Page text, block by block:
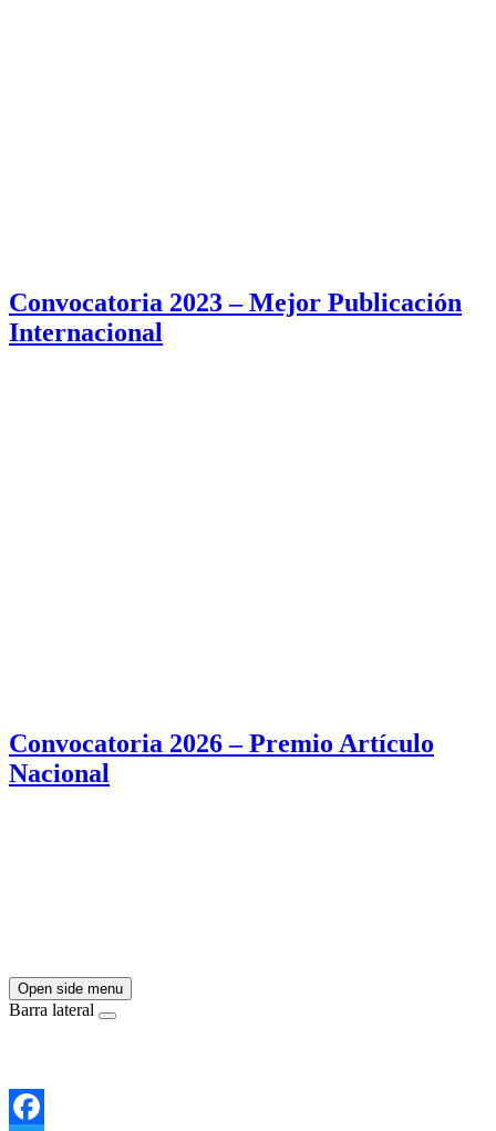
Convocatoria 2023 – Mejor Publicación
Internacional
Convocatoria 2026 – Premio Artículo
Nacional
Open side menu
Barra lateral